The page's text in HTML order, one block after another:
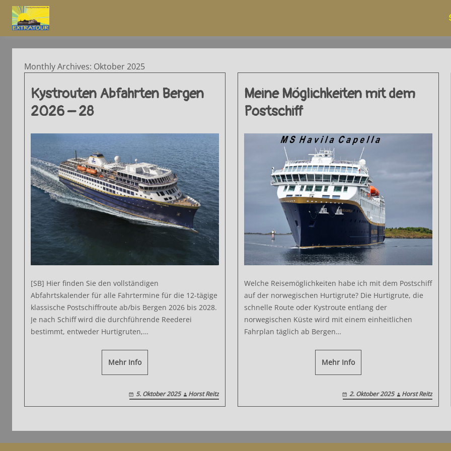
Monthly Archives: Oktober 2025
Kystrouten Abfahrten Bergen
2026 – 28
[SB] Hier finden Sie den vollständigen
Abfahrtskalender für alle Fahrtermine für die 12-tägige
klassische Postschiffroute ab/bis Bergen 2026 bis 2028.
Je nach Schiff wird die durchführende Reederei
bestimmt, entweder Hurtigruten,…
Mehr Info
5. Oktober 2025 Horst Reitz
Meine Möglichkeiten mit dem
Postschiff
Welche Reisemöglichkeiten habe ich mit dem Postschiff
auf der norwegischen Hurtigrute? Die Hurtigrute, die
schnelle Route oder Kystroute entlang der
norwegischen Küste wird mit einem einheitlichen
Fahrplan täglich ab Bergen…
Mehr Info
2. Oktober 2025 Horst Reitz